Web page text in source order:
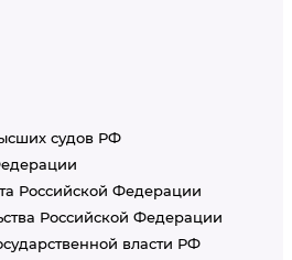
судов РФ
Российской Федерации
Российской Федерации
власти РФ